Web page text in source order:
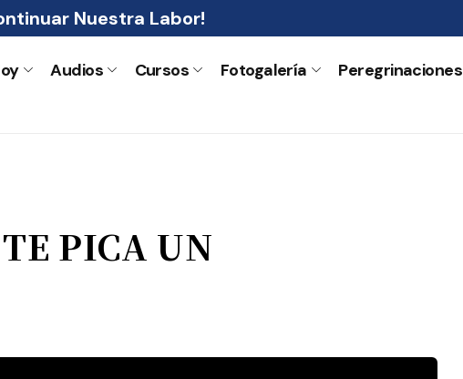
Nuestra Labor!
Audios Cursos Fotogalería Peregrinaciones
PICA UN